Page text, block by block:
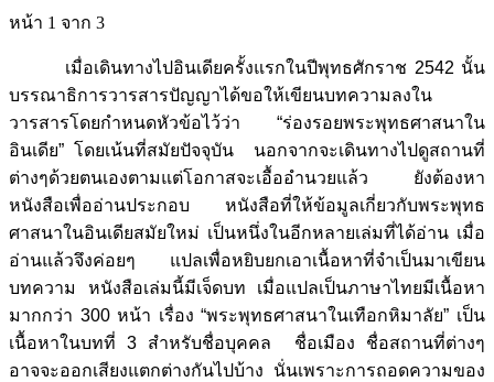
หน้า 1 จาก 3
เมื่อเดินทางไปอินเดียครั้งแรกในปีพุทธศักราช 2542 นั้น
บรรณาธิการวารสารปัญญาได้ขอให้เขียนบทความลงใน
วารสารโดยกำหนดหัวข้อไว้ว่า “ร่องรอยพระพุทธศาสนาใน
อินเดีย” โดยเน้นที่สมัยปัจจุบัน นอกจากจะเดินทางไปดูสถานที่
ต่างๆด้วยตนเองตามแต่โอกาสจะเอื้ออำนวยแล้ว ยังต้องหา
หนังสือเพื่ออ่านประกอบ หนังสือที่ให้ข้อมูลเกี่ยวกับพระพุทธ
ศาสนาในอินเดียสมัยใหม่ เป็นหนึ่งในอีกหลายเล่มที่ได้อ่าน เมื่อ
อ่านแล้วจึงค่อยๆ แปลเพื่อหยิบยกเอาเนื้อหาที่จำเป็นมาเขียน
บทความ หนังสือเล่มนี้มีเจ็ดบท เมื่อแปลเป็นภาษาไทยมีเนื้อหา
มากกว่า 300 หน้า เรื่อง “พระพุทธศาสนาในเทือกหิมาลัย” เป็น
เนื้อหาในบทที่ 3 สำหรับชื่อบุคคล ชื่อเมือง ชื่อสถานที่ต่างๆ
อาจจะออกเสียงแตกต่างกันไปบ้าง นั่นเพราะการถอดความของ